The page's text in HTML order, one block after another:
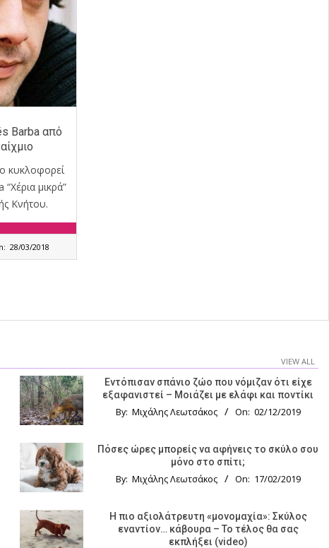
Barba από
κυκλοφορεί
μικρά”
Κνήτου.
28/03/2018
VIEW ALL
Εντόπισαν σπάνιο ζώο που νόμιζαν ότι είχε
εξαφανιστεί – Μοιάζει με ελάφι και ποντίκι
By: Μιχάλης Λεωτσάκος On: 02/12/2019
Πόσες ώρες μπορείς να αφήνεις το σκύλο σου
μόνο στο σπίτι;
By: Μιχάλης Λεωτσάκος On: 17/02/2019
Η πιο αξιολάτρευτη «μονομαχία»: Σκύλος
εναντίον… κάβουρα – Το τέλος θα σας
εκπλήξει (video)